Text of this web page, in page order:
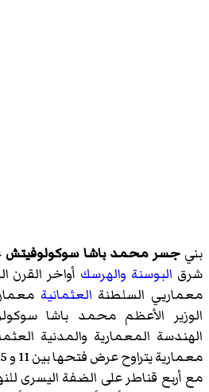
بنيجسر محمد باشا سوكولوفيتش
شرق البوسنة والهرسك أواخر
معماريي السلطنة العثمانية
الوزير الأعظم محمد باشا